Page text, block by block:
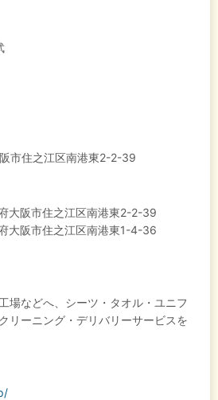
市住之江区南港東2-2-39
大阪市住之江区南港東2-2-39
大阪市住之江区南港東1-4-36
場などへ、シーツ・タオル・ユニフ
リーニング・デリバリーサービスを